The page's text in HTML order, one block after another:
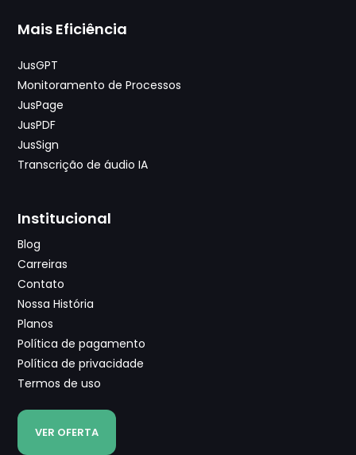
Mais Eficiência
JusGPT
Monitoramento de Processos
JusPage
JusPDF
JusSign
Transcrição de áudio IA
Institucional
Blog
Carreiras
Contato
Nossa História
Planos
Política de pagamento
Política de privacidade
Termos de uso
VER OFERTA